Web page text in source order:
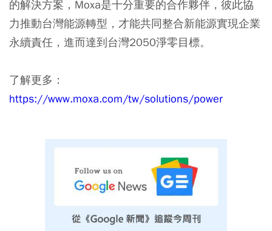
的解決方案，Moxa是十分重要的合作夥伴，彼此協
力推動台灣能源轉型，才能共同整合新能源實現企業
永續責任，進而達到台灣2050淨零目標。
了解更多：
https://www.moxa.com/tw/solutions/power